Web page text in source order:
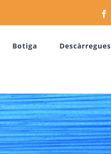
Botiga Descàrregues